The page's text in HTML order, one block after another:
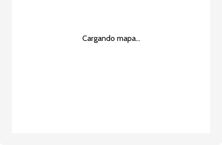
Cargando mapa...